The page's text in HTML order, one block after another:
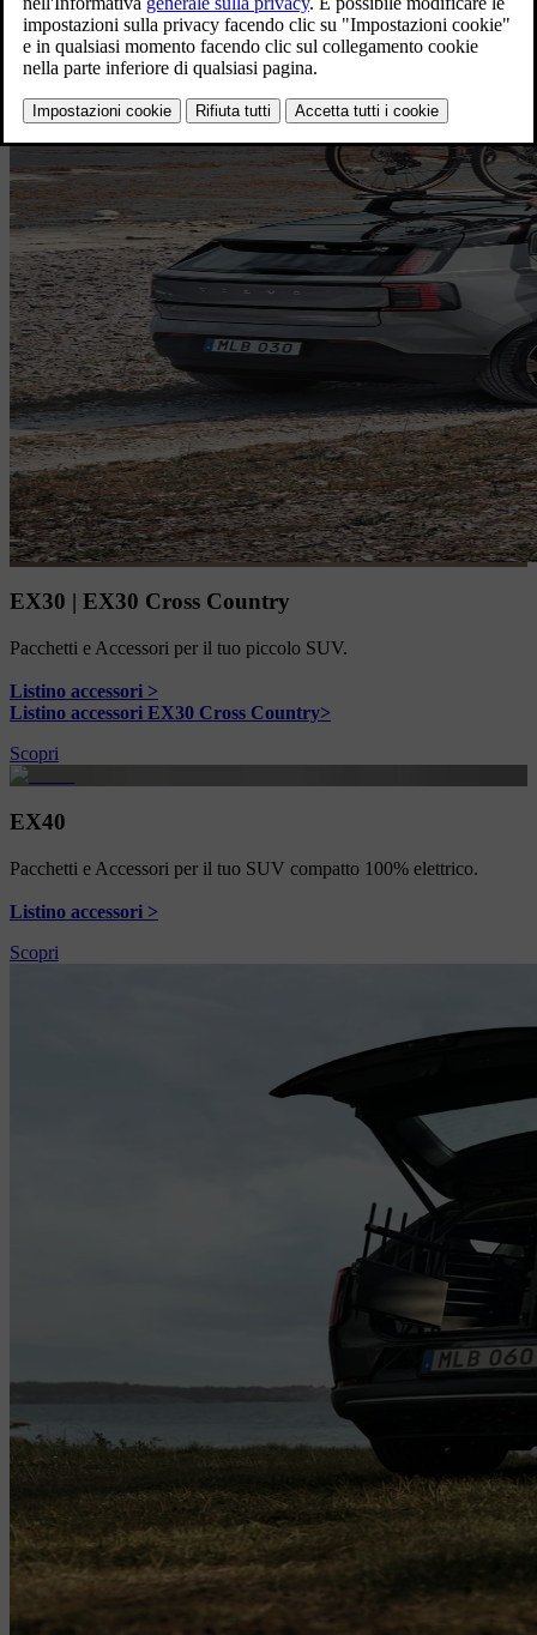
EX30 | EX30 Cross Country
Pacchetti e Accessori per il tuo piccolo SUV.
Listino accessori >
Listino accessori EX30 Cross Country>
Scopri
EX40
Pacchetti e Accessori per il tuo SUV compatto 100% elettrico.
Listino accessori >
Scopri